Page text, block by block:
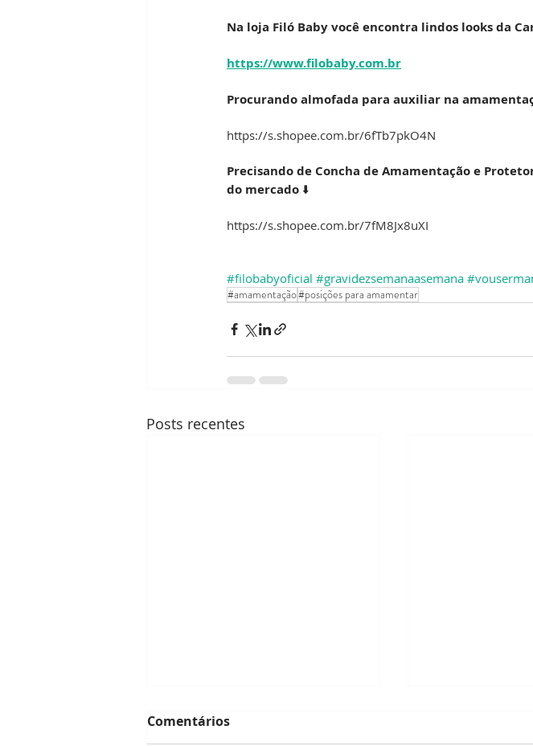
Na loja Filó Baby você encontra lindos looks da
https://www.filobaby.com.br
Procurando almofada para auxiliar na
https://s.shopee.com.br/6fTb7pkO4N
Precisando de Concha de Amamentação e
do mercado ⬇️
https://s.shopee.com.br/7fM8Jx8uXI
#filobabyoficial #gravidezsemanaasemana
#amamentação#posições para amamentar
Posts recentes
Comentários